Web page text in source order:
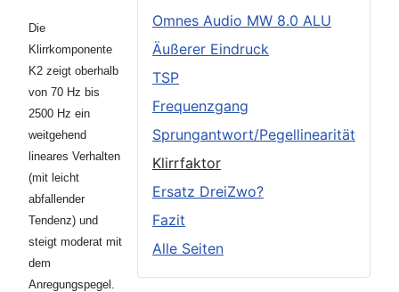
Omnes Audio MW 8.0 ALU
Äußerer Eindruck
TSP
Frequenzgang
Sprungantwort/Pegellinearität
Klirrfaktor
Ersatz DreiZwo?
Fazit
Alle Seiten
Die
Klirrkomponente
K2 zeigt oberhalb
von 70 Hz bis
2500 Hz ein
weitgehend
lineares Verhalten
(mit leicht
abfallender
Tendenz) und
steigt moderat mit
dem
Anregungspegel.